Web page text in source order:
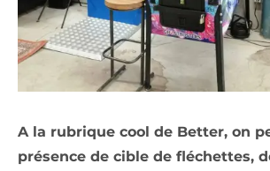
A la rubrique cool de Better, on
présence de cible de fléchettes,